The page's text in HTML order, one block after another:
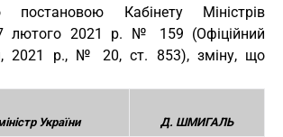
постановою Кабінету Міністрів
лютого 2021 р. № 159 (Офіційний
2021 р., № 20, ст. 853), зміну, що
України Д. ШМИГАЛЬ